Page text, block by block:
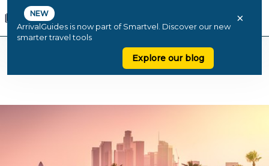
NEW
ArrivalGuides is now part of Smartvel. Discover our new
smarter travel tools
Explore our blog
×